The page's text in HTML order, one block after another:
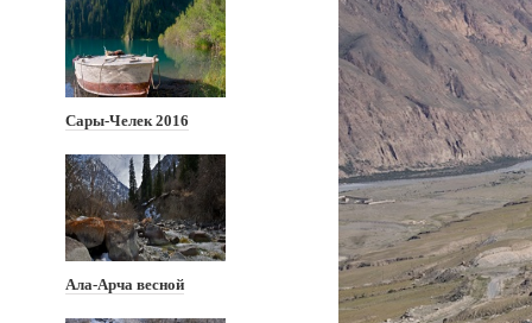
Сары-Челек 2016
Ала-Арча весной